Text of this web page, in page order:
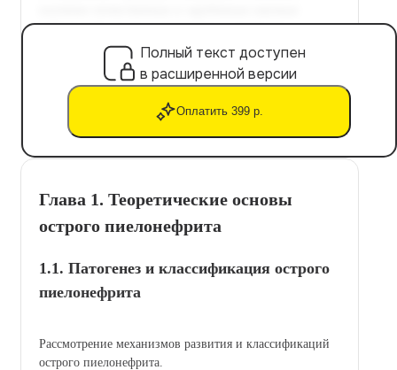
Полный текст доступен
в расширенной версии
Оплатить 399 р.
Глава 1. Теоретические основы
острого пиелонефрита
1.1. Патогенез и классификация острого
пиелонефрита
Рассмотрение механизмов развития и классификаций
острого пиелонефрита.